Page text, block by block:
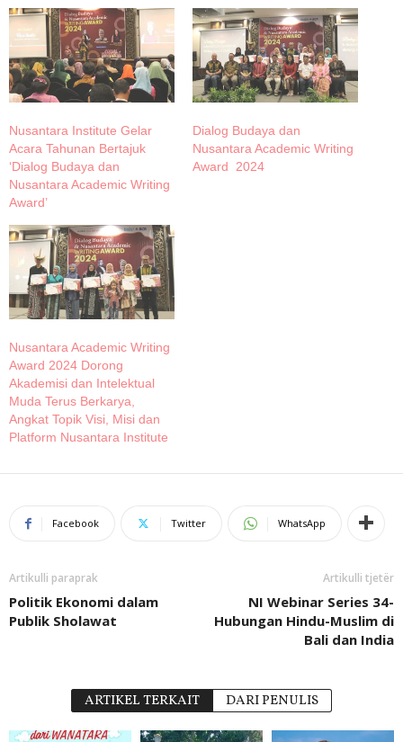
Nusantara Institute Gelar
Acara Tahunan Bertajuk
‘Dialog Budaya dan
Nusantara Academic Writing
Award’
Dialog Budaya dan
Nusantara Academic Writing
Award 2024
Nusantara Academic Writing
Award 2024 Dorong
Akademisi dan Intelektual
Muda Terus Berkarya,
Angkat Topik Visi, Misi dan
Platform Nusantara Institute
Facebook Twitter WhatsApp
Artikulli paraprak
Politik Ekonomi dalam
Publik Sholawat
Artikulli tjetër
NI Webinar Series 34-
Hubungan Hindu-Muslim di
Bali dan India
ARTIKEL TERKAIT DARI PENULIS